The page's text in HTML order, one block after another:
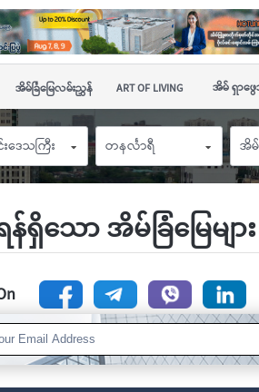
အိမ်ခြံမြေလမ်းညွှန် ART OF LIVING အိမ် ရှာဖွေ
ဒေသကြီး တနင်္လာရီ
န်ရှိသော အိမ်ခြံမြေများ